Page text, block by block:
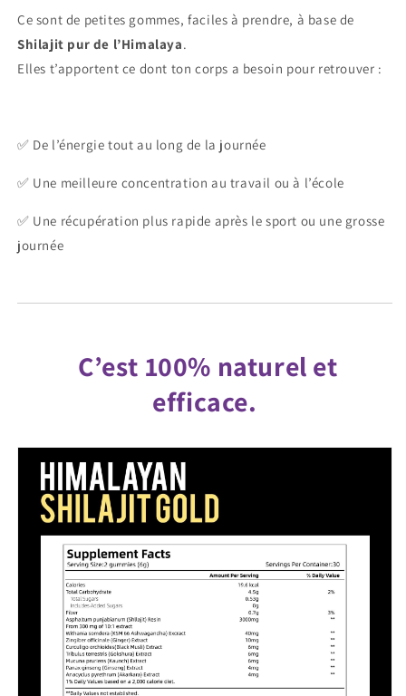
Ce sont de petites gommes, faciles à prendre, à base de
Shilajit pur de l’Himalaya.
Elles t’apportent ce dont ton corps a besoin pour retrouver :
✅ De l’énergie tout au long de la journée
✅ Une meilleure concentration au travail ou à l’école
✅ Une récupération plus rapide après le sport ou une grosse
journée
C’est 100% naturel et
efficace.